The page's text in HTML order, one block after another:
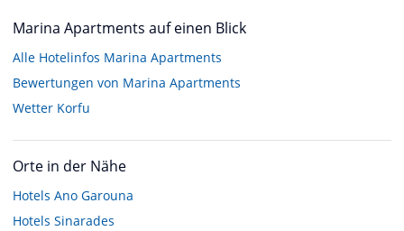
Marina Apartments auf einen Blick
Alle Hotelinfos Marina Apartments
Bewertungen von Marina Apartments
Wetter Korfu
Orte in der Nähe
Hotels Ano Garouna
Hotels Sinarades